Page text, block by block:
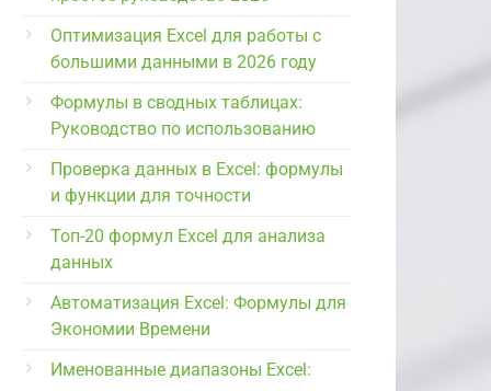
Оптимизация Excel для работы с
большими данными в 2026 году
Формулы в сводных таблицах:
Руководство по использованию
Проверка данных в Excel: формулы
и функции для точности
Топ-20 формул Excel для анализа
данных
Автоматизация Excel: Формулы для
Экономии Времени
Именованные диапазоны Excel: